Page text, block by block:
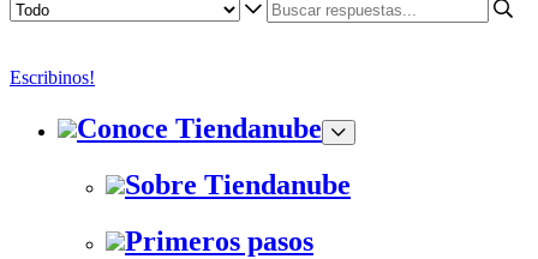
Escribinos!
Conoce Tiendanube
Sobre Tiendanube
Primeros pasos